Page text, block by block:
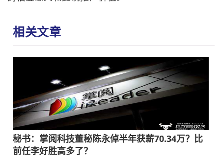
相关文章
秘书：掌阅科技董秘陈永倬半年获薪70.34万？比
前任李好胜高多了？